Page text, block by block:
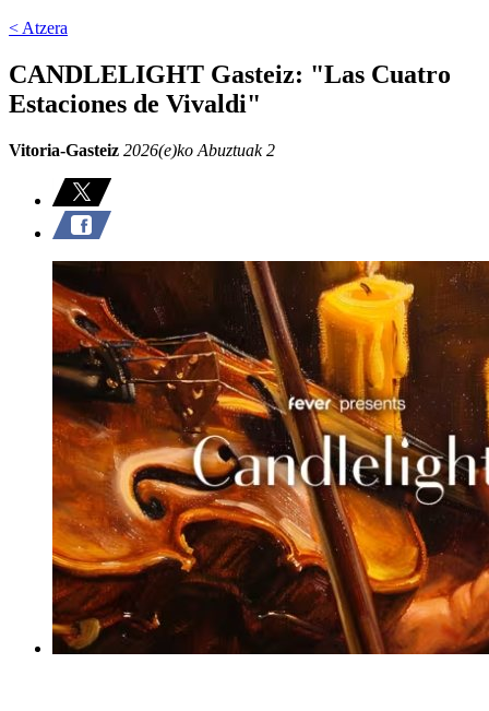
< Atzera
CANDLELIGHT Gasteiz: "Las Cuatro
Estaciones de Vivaldi"
Vitoria-Gasteiz 2026(e)ko Abuztuak 2